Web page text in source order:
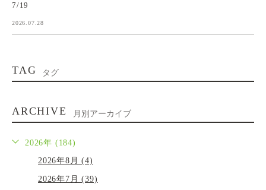
7/19
2026.07.28
TAG タグ
ARCHIVE 月別アーカイブ
2026年 (184)
2026年8月 (4)
2026年7月 (39)